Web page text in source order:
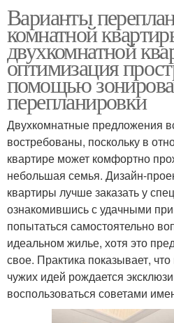
Варианты
комнатной
двухкомнатной
оптимизация
помощью
перепланировки
Двухкомнатные предложения
востребованы, поскольку в
квартире может комфортно
небольшая семья. Дизайн-
квартиры лучше заказать у
ознакомившись с удачными
попытаться самостоятельно
идеальном жилье, хотя это
свое. Практика показывает,
чужих идей рождается
воспользоваться советами